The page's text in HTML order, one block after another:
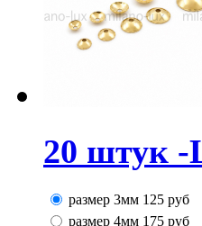
20 штук -
размер 3мм 125 руб
размер 4мм 175 руб